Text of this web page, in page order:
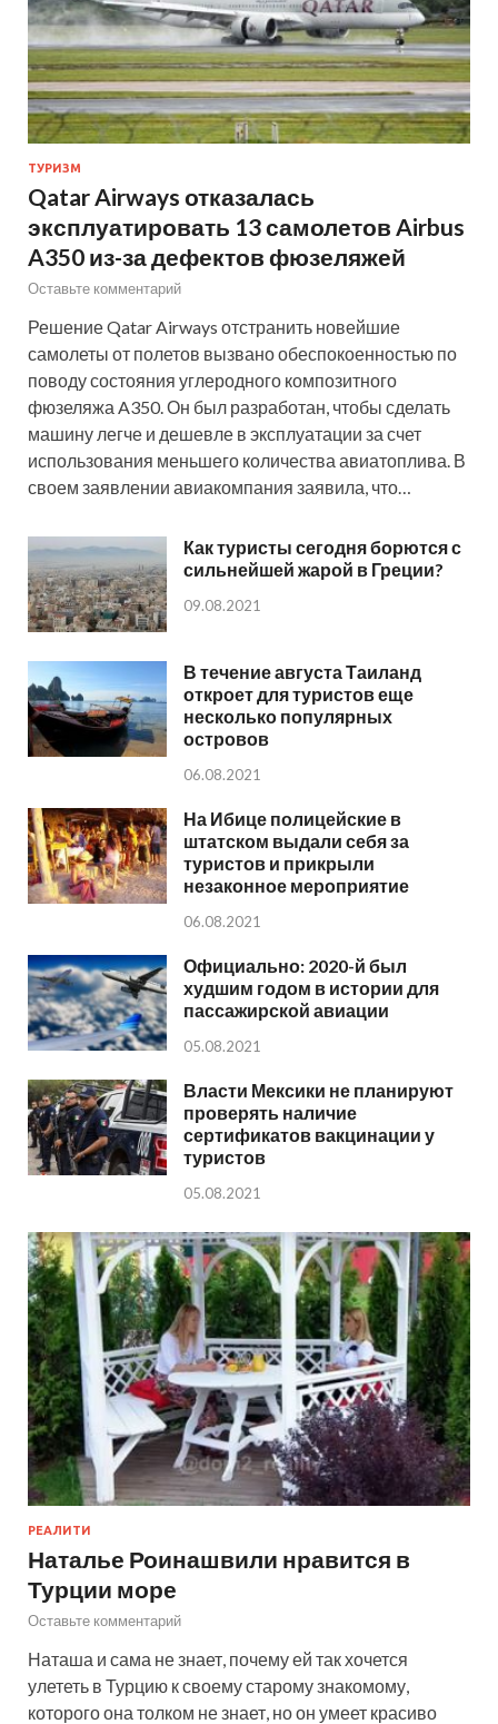
ТУРИЗМ
Qatar Airways отказалась
эксплуатировать 13 самолетов Airbus
A350 из-за дефектов фюзеляжей
Оставьте комментарий
Решение Qatar Airways отстранить новейшие
самолеты от полетов вызвано обеспокоенностью по
поводу состояния углеродного композитного
фюзеляжа A350. Он был разработан, чтобы сделать
машину легче и дешевле в эксплуатации за счет
использования меньшего количества авиатоплива. В
своем заявлении авиакомпания заявила, что…
Как туристы сегодня борются с
сильнейшей жарой в Греции?
09.08.2021
В течение августа Таиланд
откроет для туристов еще
несколько популярных
островов
06.08.2021
На Ибице полицейские в
штатском выдали себя за
туристов и прикрыли
незаконное мероприятие
06.08.2021
Официально: 2020-й был
худшим годом в истории для
пассажирской авиации
05.08.2021
Власти Мексики не планируют
проверять наличие
сертификатов вакцинации у
туристов
05.08.2021
РЕАЛИТИ
Наталье Роинашвили нравится в
Турции море
Оставьте комментарий
Наташа и сама не знает, почему ей так хочется
улететь в Турцию к своему старому знакомому,
которого она толком не знает, но он умеет красиво